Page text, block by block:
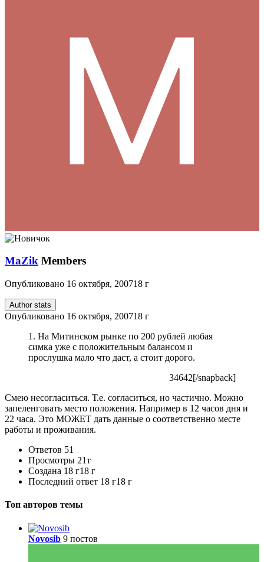
MaZik Members
Опубликовано 16 октября, 200718 г
Author stats
Опубликовано 16 октября, 200718 г
1. На Митинском рынке по 200 рублей любая
симка уже с положительным балансом и
прослушка мало что даст, а стоит дорого.
34642[/snapback]
Смею несогласиться. Т.е. согласиться, но частично. Можно
запеленговать место положения. Например в 12 часов дня и
22 часа. Это МОЖЕТ дать данные о соответственно месте
работы и проживания.
Ответов 51
Просмотры 21т
Создана 18 г18 г
Последний ответ 18 г18 г
Топ авторов темы
Novosib 9 постов